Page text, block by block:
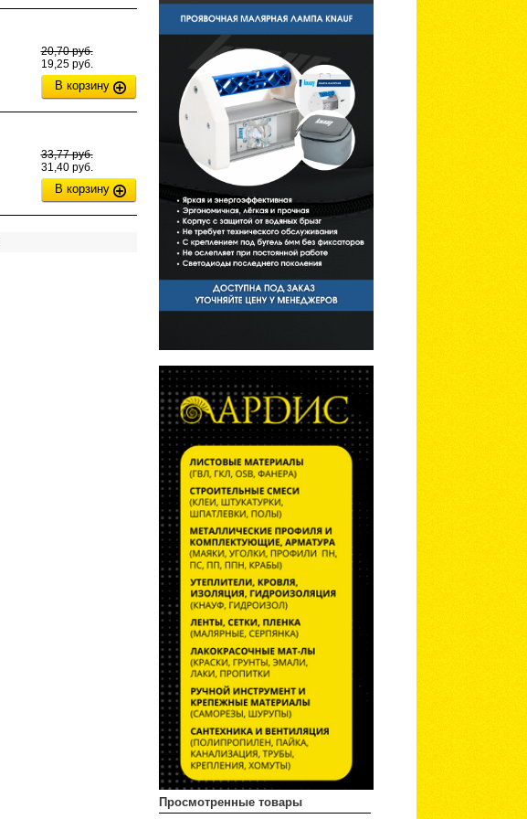
Просмотренные товары
20,70 руб.
19,25 руб.
В корзину
33,77 руб.
31,40 руб.
В корзину